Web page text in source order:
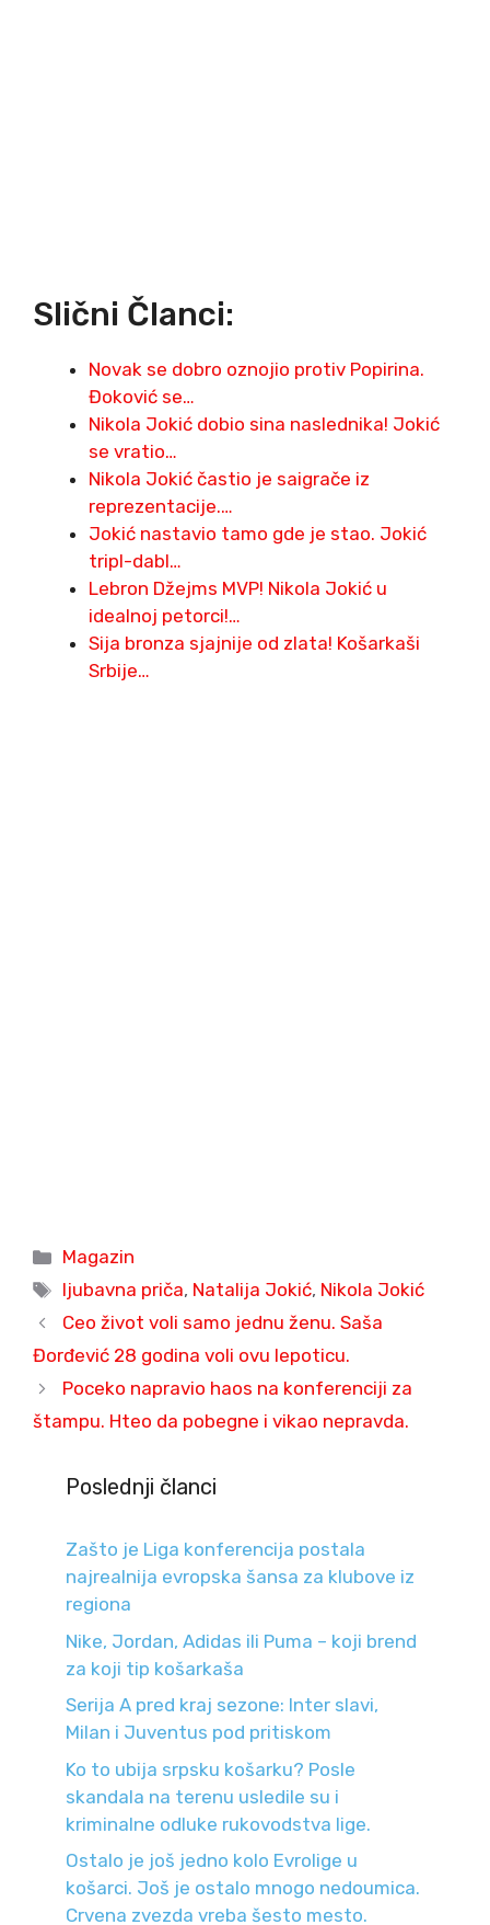
Slični Članci:
Novak se dobro oznojio protiv Popirina.
Đoković se…
Nikola Jokić dobio sina naslednika! Jokić
se vratio…
Nikola Jokić častio je saigrače iz
reprezentacije.…
Jokić nastavio tamo gde je stao. Jokić
tripl-dabl…
Lebron Džejms MVP! Nikola Jokić u
idealnoj petorci!…
Sija bronza sjajnije od zlata! Košarkaši
Srbije…
Categories
Magazin
Tags
ljubavna priča, Natalija Jokić, Nikola Jokić
Ceo život voli samo jednu ženu. Saša
Đorđević 28 godina voli ovu lepoticu.
Poceko napravio haos na konferenciji za
štampu. Hteo da pobegne i vikao nepravda.
Poslednji članci
Zašto je Liga konferencija postala
najrealnija evropska šansa za klubove iz
regiona
Nike, Jordan, Adidas ili Puma – koji brend
za koji tip košarkaša
Serija A pred kraj sezone: Inter slavi,
Milan i Juventus pod pritiskom
Ko to ubija srpsku košarku? Posle
skandala na terenu usledile su i
kriminalne odluke rukovodstva lige.
Ostalo je još jedno kolo Evrolige u
košarci. Još je ostalo mnogo nedoumica.
Crvena zvezda vreba šesto mesto.